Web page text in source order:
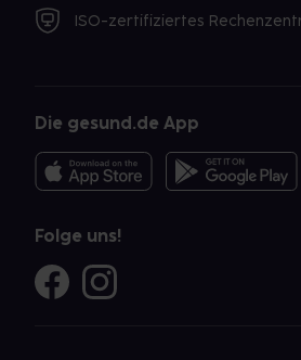
ISO-zertifiziertes
Die gesund.de App
Folge uns!